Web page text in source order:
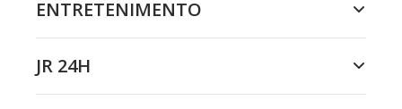
ENTRETENIMENTO
JR 24H